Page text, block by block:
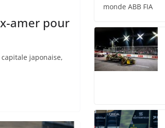
amer pour
japonaise,
monde ABB FIA